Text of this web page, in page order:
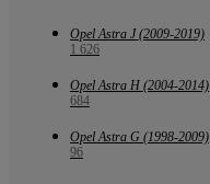
Opel Astra J (2009-2019)
1 626
Opel Astra H (2004-2014)
684
Opel Astra G (1998-2009)
96